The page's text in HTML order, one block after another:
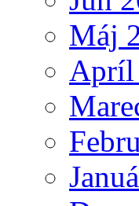
Máj
Apríl